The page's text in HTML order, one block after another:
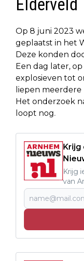
Elderveld
Op 8 juni 2023
geplaatst in het
Deze konden
Een dag later,
explosieven tot
liepen
Het onderzoek
loopt nog.
Krijg
van